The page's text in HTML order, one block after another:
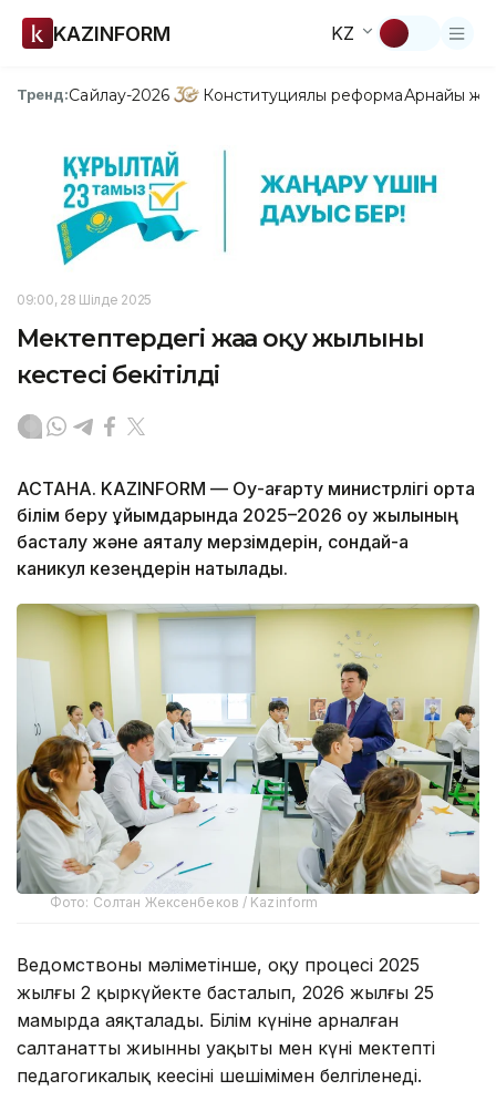
KAZINFORM KZ
Тренд:Сайлау-2026 Конституциялық реформаАрнайы
09:00, 28 Шілде 2025
Мектептердегі жаңа оқу жылының
кестесі бекітілді
АСТАНА. KAZINFORM — Оқу-ағарту министрлігі орта
білім беру ұйымдарында 2025–2026 оқу жылының
басталу және аяқталу мерзімдерін, сондай-ақ
каникул кезеңдерін нақтылады.
Фото: Солтан Жексенбеков / Kazinform
Ведомствоның мәліметінше, оқу процесі 2025
жылғы 2 қыркүйекте басталып, 2026 жылғы 25
мамырда аяқталады. Білім күніне арналған
салтанатты жиынның уақыты мен күні мектептің
педагогикалық кеңесінің шешімімен белгіленеді.